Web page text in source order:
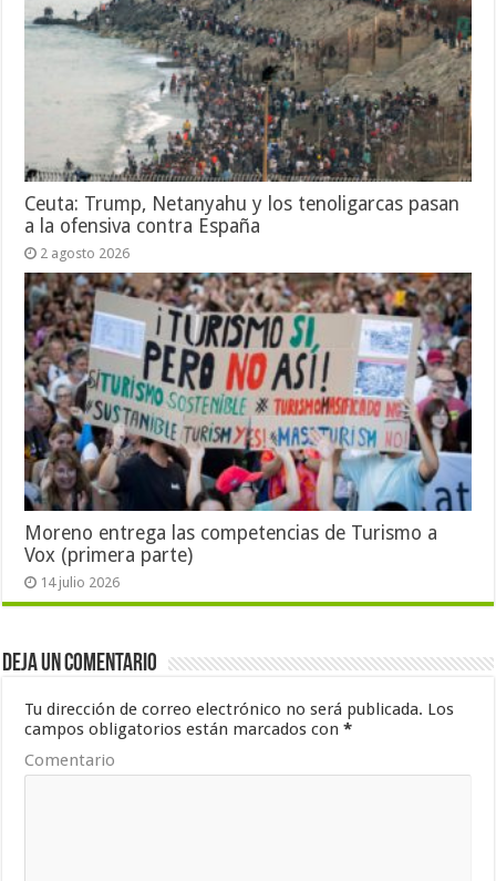
Ceuta: Trump, Netanyahu y los tenoligarcas pasan
a la ofensiva contra España
2 agosto 2026
Moreno entrega las competencias de Turismo a
Vox (primera parte)
14 julio 2026
Deja un comentario
Tu dirección de correo electrónico no será publicada. Los
campos obligatorios están marcados con*
Comentario